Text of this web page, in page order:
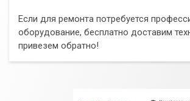
Если для ремонта потребуется
оборудование, бесплатно доставим
привезем обратно!